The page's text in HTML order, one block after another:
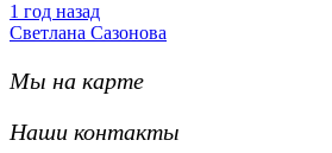
1 год назад
Светлана Сазонова
Мы на карте
Наши контакты